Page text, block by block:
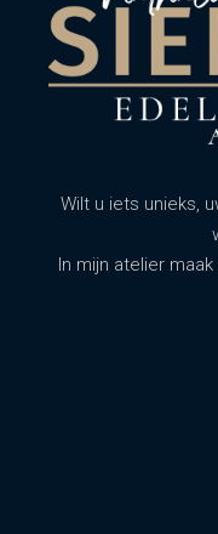
Wilt u iets unieks,
In mijn atelier